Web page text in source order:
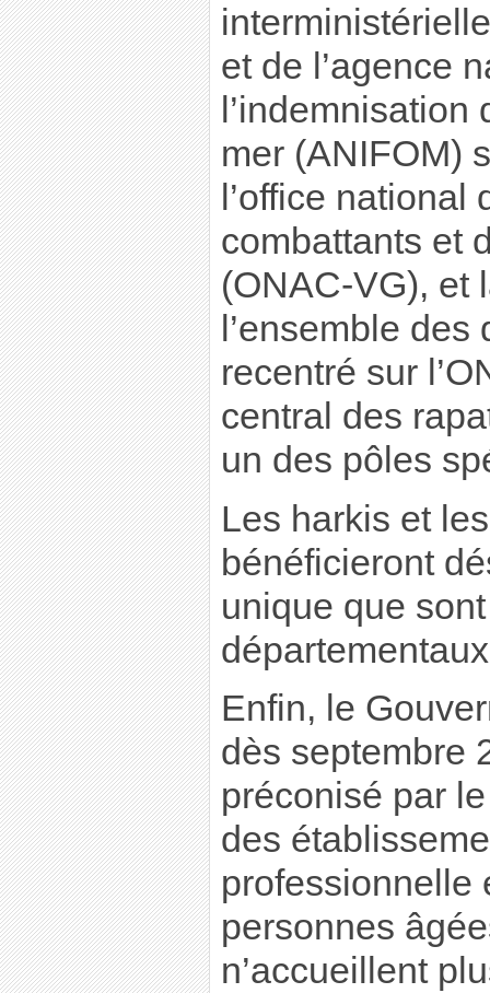
et de l’agence
l’indemnisation
mer (ANIFOM)
l’office national
combattants et
(ONAC-VG), et
l’ensemble
recentré sur
central des
un des pôles
Les harkis et
bénéficieront
unique que
Enfin, le
dès septembre
préconisé par
des
professionnelle
personnes
n’accueillent